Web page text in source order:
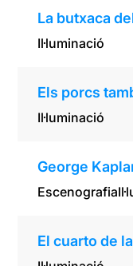
La butxaca
Il·luminació
Els porcs
Il·luminació
George
Escenografia
El cuarto de